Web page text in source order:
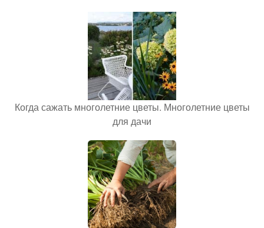
Когда сажать многолетние цветы. Многолетние цветы
для дачи